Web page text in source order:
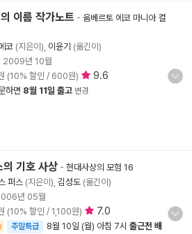
이름 작가노트 - 움베르토 에코 마니아 컬
코 (지은이), 이윤기 (옮긴이)
2009년 10월
(10% 할인 / 600원) 9.6
하면 8월 11일 출고 변경
기호 사상 - 현대사상의 모험 16
퍼스 (지은이), 김성도 (옮긴이)
년 05월
(10% 할인 / 1,100원) 7.0
주말특급 8월 10일 (월) 아침 7시 출근전 배